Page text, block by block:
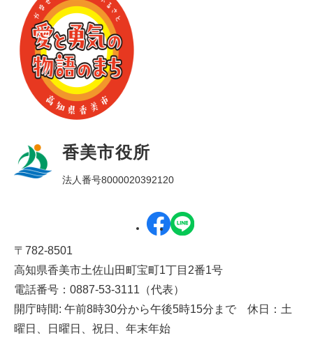
香美市役所
法人番号8000020392120
〒782-8501
高知県香美市土佐山田町宝町1丁目2番1号
電話番号：0887-53-3111（代表）
開庁時間: 午前8時30分から午後5時15分まで 休日：土
曜日、日曜日、祝日、年末年始